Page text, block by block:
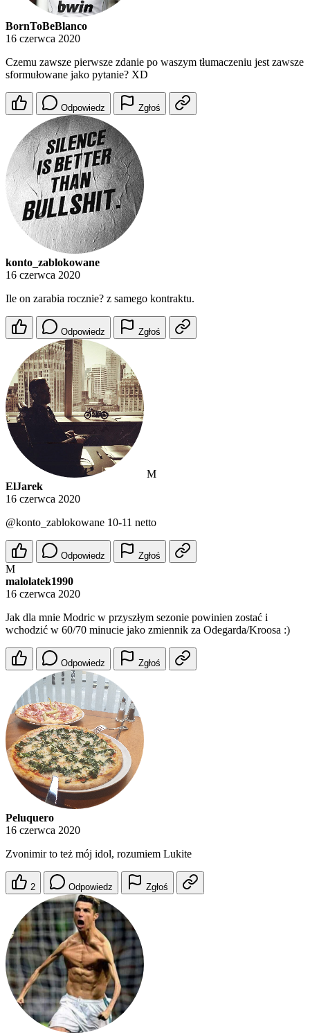
BornToBeBlanco
16 czerwca 2020
Czemu zawsze pierwsze zdanie po waszym tłumaczeniu jest zawsze
sformułowane jako pytanie? XD
Odpowiedz Zgłoś
konto_zablokowane
16 czerwca 2020
Ile on zarabia rocznie? z samego kontraktu.
Odpowiedz Zgłoś
M
ElJarek
16 czerwca 2020
@konto_zablokowane 10-11 netto
Odpowiedz Zgłoś
M
malolatek1990
16 czerwca 2020
Jak dla mnie Modric w przyszłym sezonie powinien zostać i
wchodzić w 60/70 minucie jako zmiennik za Odegarda/Kroosa :)
Odpowiedz Zgłoś
Peluquero
16 czerwca 2020
Zvonimir to też mój idol, rozumiem Lukite
2 Odpowiedz Zgłoś